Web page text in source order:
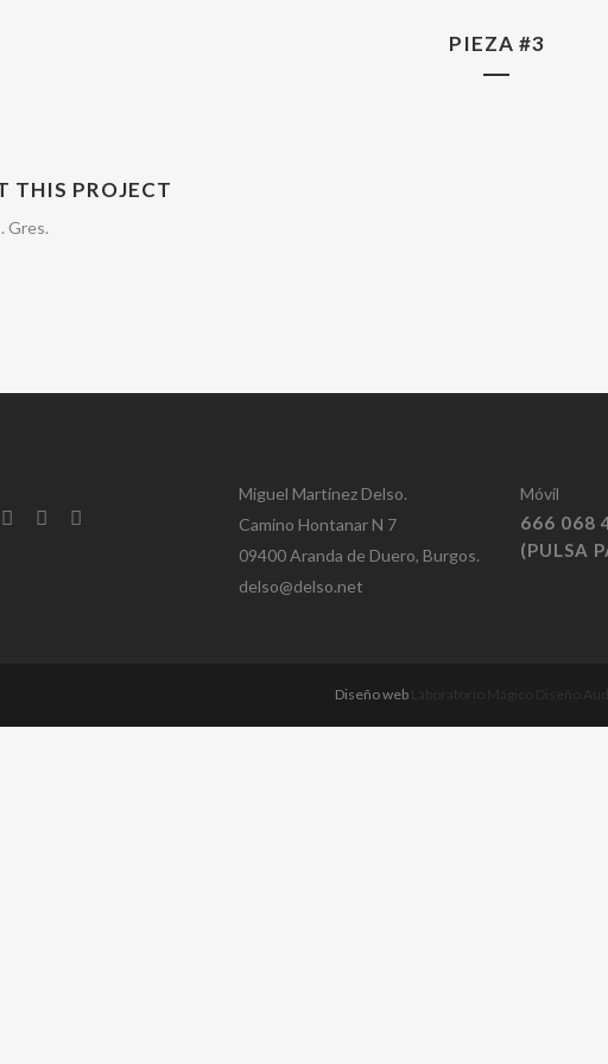
PIEZA #3
THIS PROJECT
Gres.
Miguel Martínez Delso.
Camino Hontanar N 7
09400 Aranda de Duero, Burgos.
delso@delso.net
Móvil
666 068
(PULSA
Diseño web